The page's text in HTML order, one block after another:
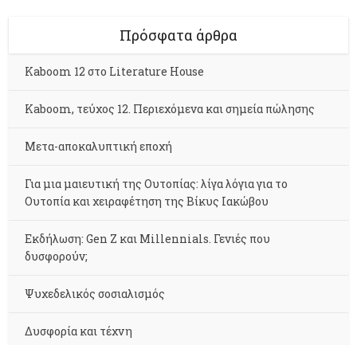
Πρόσφατα άρθρα
Kaboom 12 στο Literature House
Kaboom, τεύχος 12. Περιεχόμενα και σημεία πώλησης
Μετα-αποκαλυπτική εποχή
Για μια μαιευτική της Ουτοπίας: λίγα λόγια για το
Ουτοπία και χειραφέτηση της Βίκυς Ιακώβου
Εκδήλωση: Gen Z και Millennials. Γενιές που
δυσφορούν;
Ψυχεδελικός σοσιαλισμός
Δυσφορία και τέχνη